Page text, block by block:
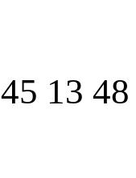
45 13 48